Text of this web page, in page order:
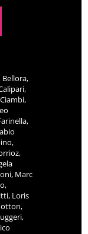
Bellora,
Marc
Loris